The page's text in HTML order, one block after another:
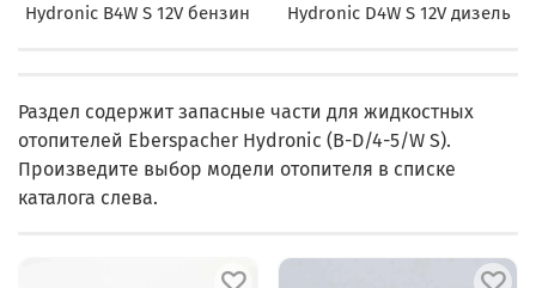
Hydronic B4W S 12V бензин Hydronic D4W S 12V дизель
Раздел содержит запасные части для жидкостных
отопителей Eberspacher Hydronic (B-D/4-5/W S).
Произведите выбор модели отопителя в списке
каталога слева.